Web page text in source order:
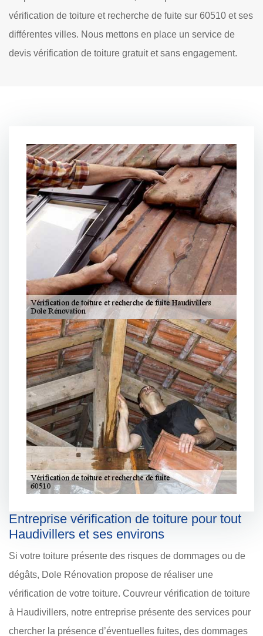
vérification de toiture et recherche de fuite sur 60510 et ses
différentes villes. Nous mettons en place un service de
devis vérification de toiture gratuit et sans engagement.
Entreprise vérification de toiture pour tout
Haudivillers et ses environs
Si votre toiture présente des risques de dommages ou de
dégâts, Dole Rénovation propose de réaliser une
vérification de votre toiture. Couvreur vérification de toiture
à Haudivillers, notre entreprise présente des services pour
chercher la présence d’éventuelles fuites, des dommages